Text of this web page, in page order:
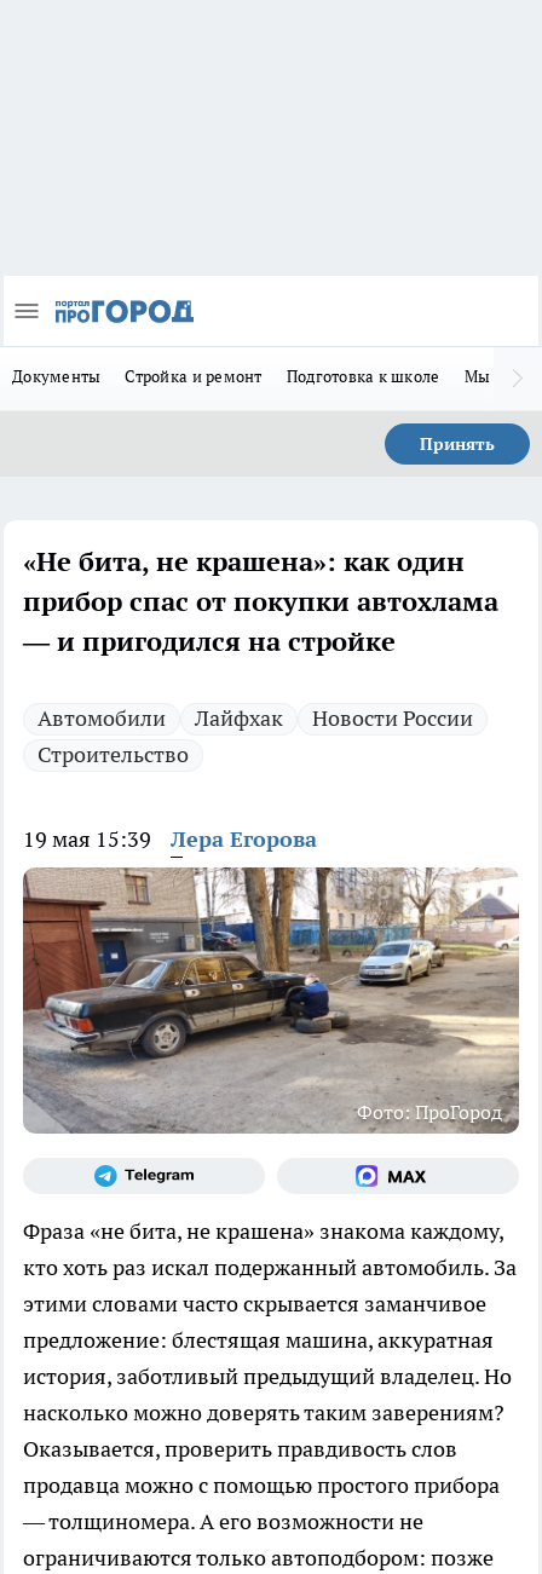
Документы Стройка и ремонт Подготовка к школе Мы в MAX
Принять
«Не бита, не крашена»: как один
прибор спас от покупки автохлама
— и пригодился на стройке
Автомобили Лайфхак
Новости России
Строительство
19 мая 15:39 Лера Егорова
Фото: ПроГород
Фраза «не бита, не крашена» знакома каждому,
кто хоть раз искал подержанный автомобиль. За
этими словами часто скрывается заманчивое
предложение: блестящая машина, аккуратная
история, заботливый предыдущий владелец. Но
насколько можно доверять таким заверениям?
Оказывается, проверить правдивость слов
продавца можно с помощью простого прибора
— толщиномера. А его возможности не
ограничиваются только автоподбором: позже